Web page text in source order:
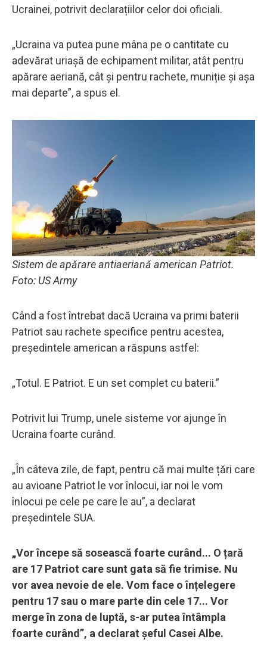
Ucrainei, potrivit declarațiilor celor doi oficiali.
„Ucraina va putea pune mâna pe o cantitate cu
adevărat uriașă de echipament militar, atât pentru
apărare aeriană, cât și pentru rachete, muniție și așa
mai departe”, a spus el.
Sistem de apărare antiaeriană american Patriot.
Foto: US Army
Când a fost întrebat dacă Ucraina va primi baterii
Patriot sau rachete specifice pentru acestea,
președintele american a răspuns astfel:
„Totul. E Patriot. E un set complet cu baterii.”
Potrivit lui Trump, unele sisteme vor ajunge în
Ucraina foarte curând.
„În câteva zile, de fapt, pentru că mai multe țări care
au avioane Patriot le vor înlocui, iar noi le vom
înlocui pe cele pe care le au”, a declarat
președintele SUA.
„Vor începe să sosească foarte curând... O țară
are 17 Patriot care sunt gata să fie trimise. Nu
vor avea nevoie de ele. Vom face o înțelegere
pentru 17 sau o mare parte din cele 17... Vor
merge în zona de luptă, s-ar putea întâmpla
foarte curând”, a declarat șeful Casei Albe.